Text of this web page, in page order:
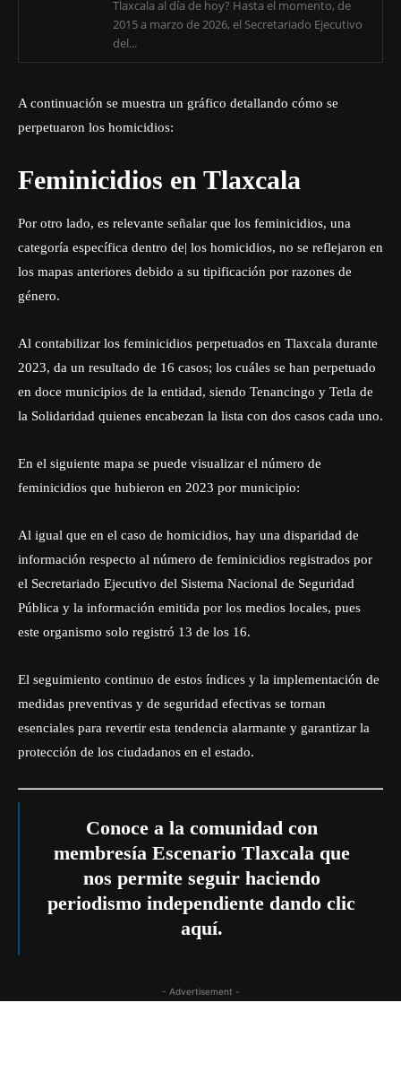
Tlaxcala al día de hoy? Hasta el momento, de
2015 a marzo de 2026, el Secretariado Ejecutivo
del...
A continuación se muestra un gráfico detallando cómo se
perpetuaron los homicidios:
Feminicidios en Tlaxcala
Por otro lado, es relevante señalar que los feminicidios, una
categoría específica dentro de| los homicidios, no se reflejaron en
los mapas anteriores debido a su tipificación por razones de
género.
Al contabilizar los feminicidios perpetuados en Tlaxcala durante
2023, da un resultado de 16 casos; los cuáles se han perpetuado
en doce municipios de la entidad, siendo Tenancingo y Tetla de
la Solidaridad quienes encabezan la lista con dos casos cada uno.
En el siguiente mapa se puede visualizar el número de
feminicidios que hubieron en 2023 por municipio:
Al igual que en el caso de homicidios, hay una disparidad de
información respecto al número de feminicidios registrados por
el Secretariado Ejecutivo del Sistema Nacional de Seguridad
Pública y la información emitida por los medios locales, pues
este organismo solo registró 13 de los 16.
El seguimiento continuo de estos índices y la implementación de
medidas preventivas y de seguridad efectivas se tornan
esenciales para revertir esta tendencia alarmante y garantizar la
protección de los ciudadanos en el estado.
Conoce a la comunidad con
membresía Escenario Tlaxcala que
nos permite seguir haciendo
periodismo independiente dando clic
aquí.
- Advertisement -